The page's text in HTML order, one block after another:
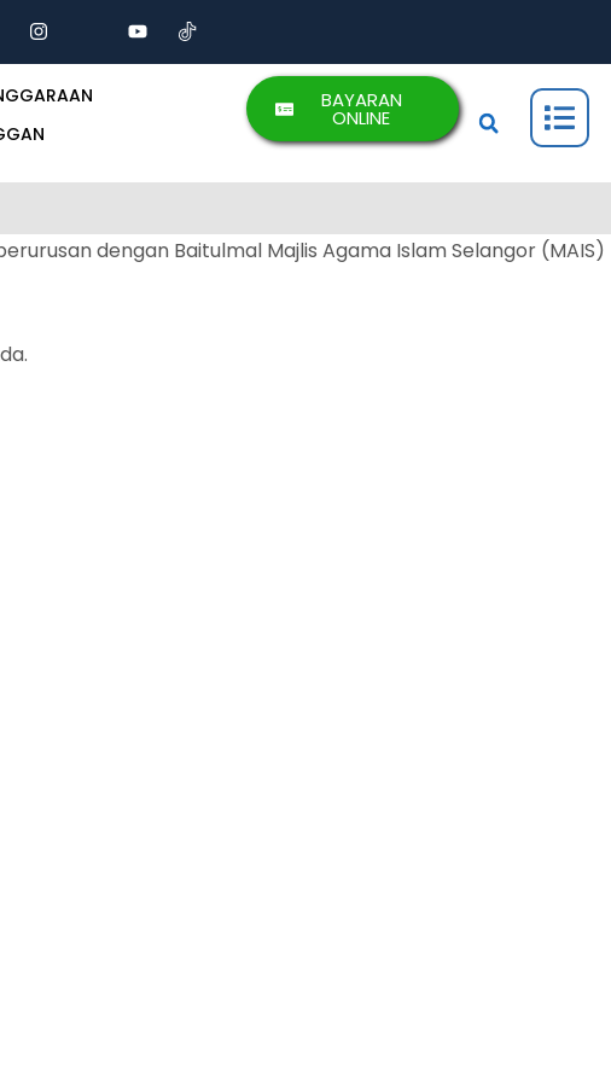
BAYARAN
ONLINE
dengan Baitulmal Majlis Agama Islam Selangor (MAIS)